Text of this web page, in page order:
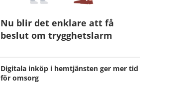
Nu blir det enklare att få
beslut om trygghetslarm
Digitala inköp i hemtjänsten ger mer tid
för omsorg